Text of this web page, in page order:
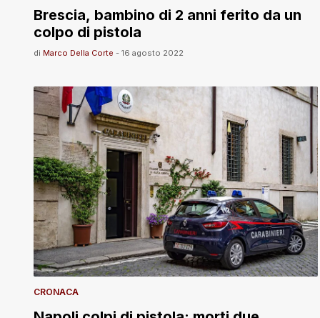
Brescia, bambino di 2 anni ferito da un
colpo di pistola
di Marco Della Corte - 16 agosto 2022
CRONACA